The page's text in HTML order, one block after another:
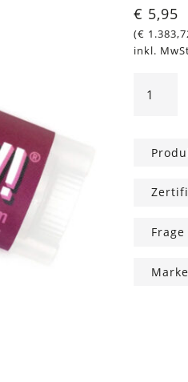
€ 5,95
(€
inkl.
Himbeere,
Menge